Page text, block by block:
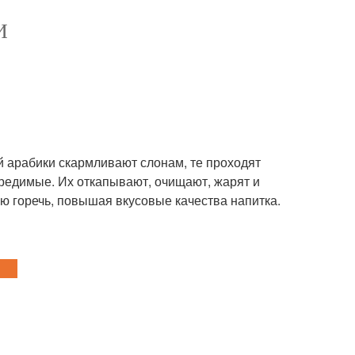
скармливают слонам, те проходят
Их откапывают, очищают, жарят и
горечь, повышая вкусовые качества напитка.